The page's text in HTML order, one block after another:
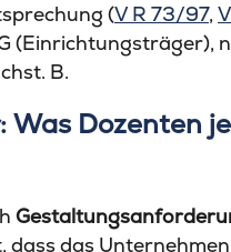
(V R 73/97,
(Einrichtungsträger),
B.
Was Dozenten
das